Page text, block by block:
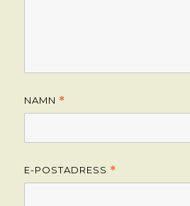
NAMN *
E-POSTADRESS *